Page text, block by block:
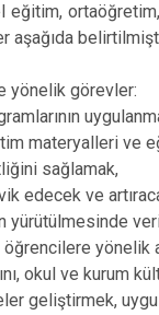
eğitim,
aşağıda
yönelik görevler:
materyalleri ve
sağlamak,
edecek ve
yürütülmesinde
yönelik
okul ve kurum
geliştirmek,